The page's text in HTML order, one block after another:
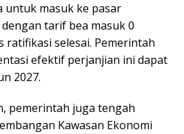
untuk masuk ke pasar
tarif bea masuk 0
ratifikasi selesai. Pemerintah
efektif perjanjian ini dapat
2027.
pemerintah juga tengah
Kawasan Ekonomi